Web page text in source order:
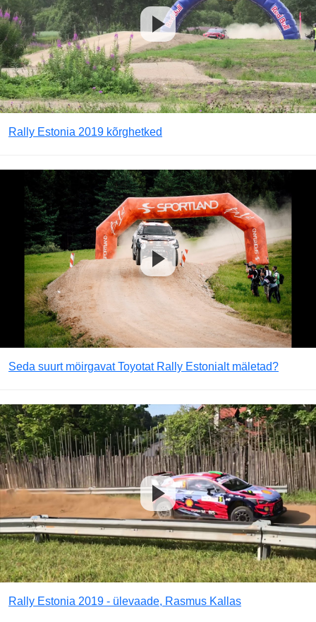
Rally Estonia 2019 kõrghetked
Seda suurt möirgavat Toyotat Rally Estonialt mäletad?
Rally Estonia 2019 - ülevaade, Rasmus Kallas